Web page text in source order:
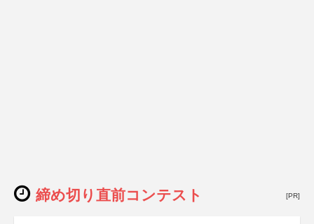
締め切り直前コンテスト [PR]